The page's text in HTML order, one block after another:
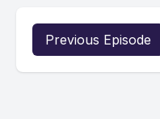
Previous Episode